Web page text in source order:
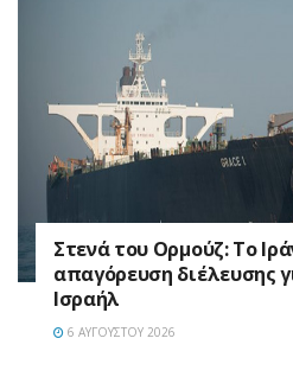
Στενά του Ορμούζ: Το
απαγόρευση διέλευσης
Ισραήλ
6 ΑΥΓΟΎΣΤΟΥ 2026